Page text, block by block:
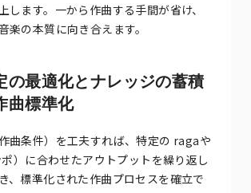
します。一から作曲する手間が省け、
楽の本質に向き合えます。
の最適化とナレッジの蓄積
曲標準化
曲条件）を工夫すれば、特定の ragaや
）に合わせたアウトプットを繰り返し
、標準化された作曲プロセスを確立で